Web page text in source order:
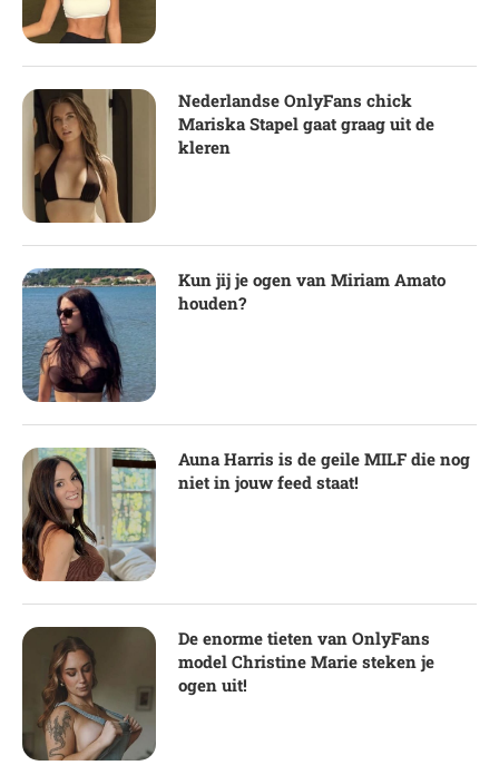
Nederlandse OnlyFans chick
Mariska Stapel gaat graag uit de
kleren
Kun jij je ogen van Miriam Amato
houden?
Auna Harris is de geile MILF die nog
niet in jouw feed staat!
De enorme tieten van OnlyFans
model Christine Marie steken je
ogen uit!